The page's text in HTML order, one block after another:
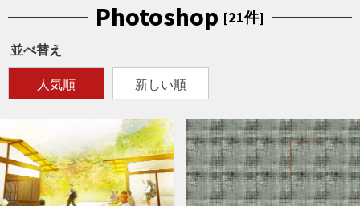
n
t
e
n
Photoshop [21件]
並べ替え
人気順 新しい順